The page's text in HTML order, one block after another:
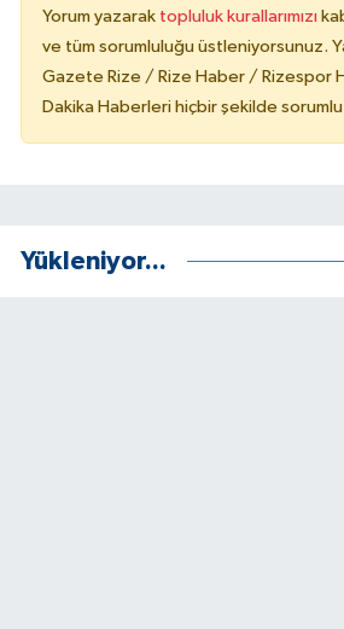
Yorum yazarak topluluk kurallarımızı
ve tüm sorumluluğu üstleniyorsunuz.
Gazete Rize / Rize Haber / Rizespor
Dakika Haberleri hiçbir şekilde
Yükleniyor...